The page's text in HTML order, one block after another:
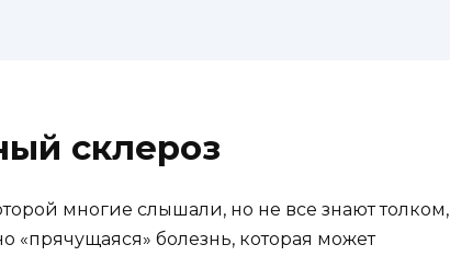
склероз
многие слышали, но не все знают толком,
«прячущаяся» болезнь, которая может